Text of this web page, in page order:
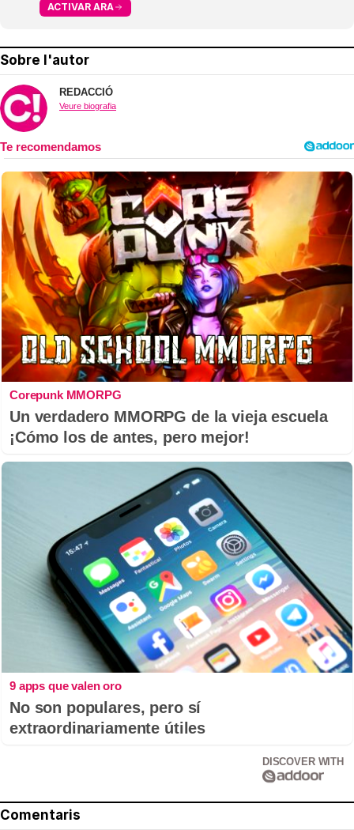
ACTIVAR ARA
Sobre l'autor
REDACCIÓ
Veure biografia
Corepunk MMORPG
Un verdadero MMORPG de la vieja escuela
¡Cómo los de antes, pero mejor!
9 apps que valen oro
No son populares, pero sí
extraordinariamente útiles
DISCOVER WITH
Comentaris